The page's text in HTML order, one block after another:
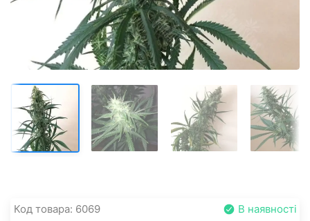
Код товара: 6069 В наявності